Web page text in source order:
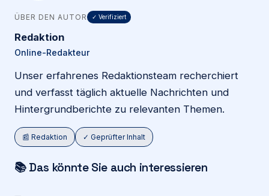
ÜBER DEN AUTOR ✓ Verifiziert
Redaktion
Online-Redakteur
Unser erfahrenes Redaktionsteam recherchiert
und verfasst täglich aktuelle Nachrichten und
Hintergrundberichte zu relevanten Themen.
📰 Redaktion ✓ Geprüfter Inhalt
📚 Das könnte Sie auch interessieren